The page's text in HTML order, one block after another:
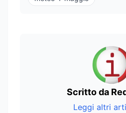
Scritto da
Leggi altri